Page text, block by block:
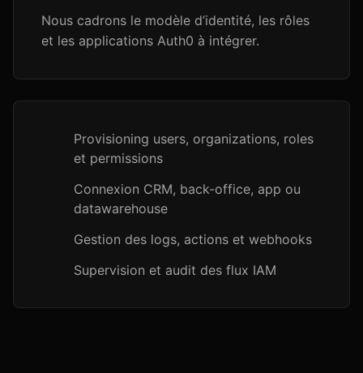
Nous cadrons le modèle d’identité, les rôles
et les applications Auth0 à intégrer.
Provisioning users, organizations, roles
et permissions
Connexion CRM, back-office, app ou
datawarehouse
Gestion des logs, actions et webhooks
Supervision et audit des flux IAM